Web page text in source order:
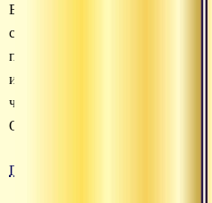
Единства»
создана
по
инициативе
членов
Оргкомитетов...
Подробнее